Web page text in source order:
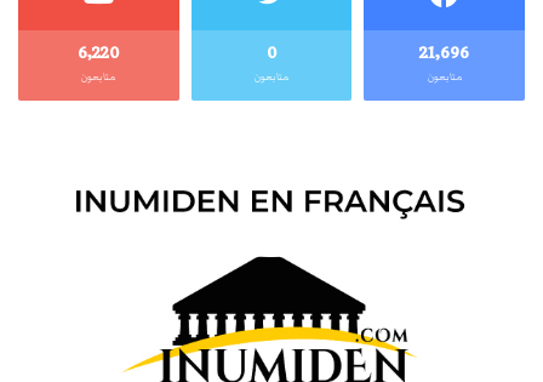
21٬696
متابعون
0
متابعون
6٬220
متابعون